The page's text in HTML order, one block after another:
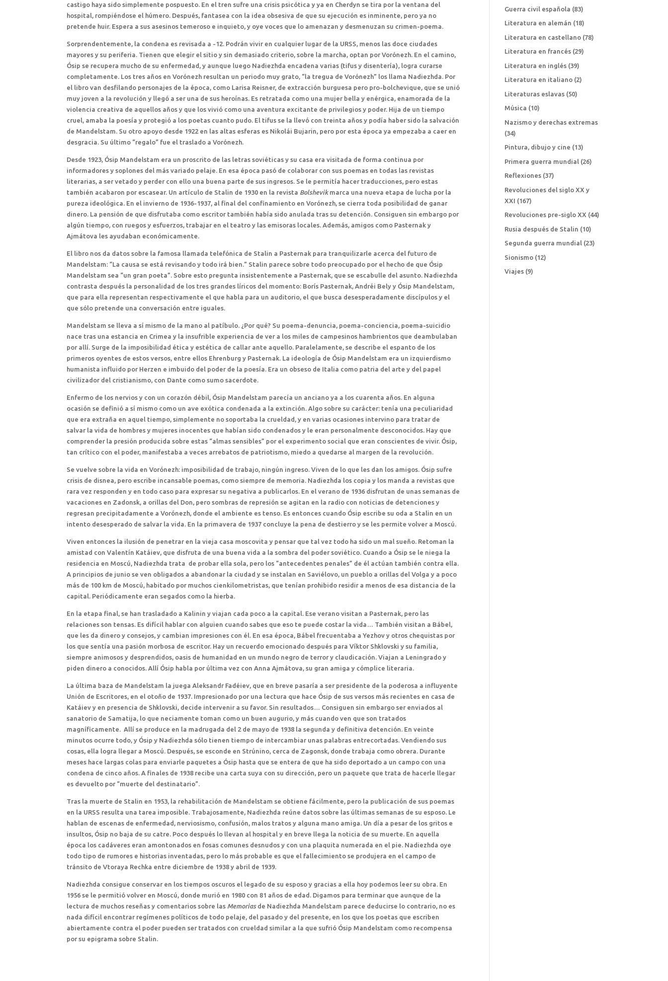
castigo haya sido simplemente pospuesto. En el tren sufre una crisis psicótica y ya en Cherdyn se tira por la ventana del
hospital, rompiéndose el húmero. Después, fantasea con la idea obsesiva de que su ejecución es inminente, pero ya no
pretende huir. Espera a sus asesinos temeroso e inquieto, y oye voces que lo amenazan y desmenuzan su crimen-poema.
Sorprendentemente, la condena es revisada a -12. Podrán vivir en cualquier lugar de la URSS, menos las doce ciudades
mayores y su periferia. Tienen que elegir el sitio y sin demasiado criterio, sobre la marcha, optan por Vorónezh. En el camino,
Ósip se recupera mucho de su enfermedad, y aunque luego Nadiezhda encadena varias (tifus y disentería), logra curarse
completamente. Los tres años en Vorónezh resultan un periodo muy grato, “la tregua de Vorónezh” los llama Nadiezhda. Por
el libro van desfilando personajes de la época, como Larisa Reisner, de extracción burguesa pero pro-bolchevique, que se unió
muy joven a la revolución y llegó a ser una de sus heroínas. Es retratada como una mujer bella y enérgica, enamorada de la
violencia creativa de aquellos años y que los vivió como una aventura excitante de privilegios y poder. Hija de un tiempo
cruel, amaba la poesía y protegió a los poetas cuanto pudo. El tifus se la llevó con treinta años y podía haber sido la salvación
de Mandelstam. Su otro apoyo desde 1922 en las altas esferas es Nikolái Bujarin, pero por esta época ya empezaba a caer en
desgracia. Su último “regalo” fue el traslado a Vorónezh.
Desde 1923, Ósip Mandelstam era un proscrito de las letras soviéticas y su casa era visitada de forma continua por
informadores y soplones del más variado pelaje. En esa época pasó de colaborar con sus poemas en todas las revistas
literarias, a ser vetado y perder con ello una buena parte de sus ingresos. Se le permitía hacer traducciones, pero estas
también acabaron por escasear. Un artículo de Stalin de 1930 en la revista Bolshevikmarca una nueva etapa de lucha por la
pureza ideológica. En el invierno de 1936-1937, al final del confinamiento en Vorónezh, se cierra toda posibilidad de ganar
dinero. La pensión de que disfrutaba como escritor también había sido anulada tras su detención. Consiguen sin embargo por
algún tiempo, con ruegos y esfuerzos, trabajar en el teatro y las emisoras locales. Además, amigos como Pasternak y
Ajmátova les ayudaban económicamente.
El libro nos da datos sobre la famosa llamada telefónica de Stalin a Pasternak para tranquilizarle acerca del futuro de
Mandelstam: “La causa se está revisando y todo irá bien.” Stalin parece sobre todo preocupado por el hecho de que Ósip
Mandelstam sea “un gran poeta”. Sobre esto pregunta insistentemente a Pasternak, que se escabulle del asunto. Nadiezhda
contrasta después la personalidad de los tres grandes líricos del momento: Borís Pasternak, Andréi Bely y Ósip Mandelstam,
que para ella representan respectivamente el que habla para un auditorio, el que busca desesperadamente discípulos y el
que sólo pretende una conversación entre iguales.
Mandelstam se lleva a sí mismo de la mano al patíbulo. ¿Por qué? Su poema-denuncia, poema-conciencia, poema-suicidio
nace tras una estancia en Crimea y la insufrible experiencia de ver a los miles de campesinos hambrientos que deambulaban
por allí. Surge de la imposibilidad ética y estética de callar ante aquello. Paralelamente, se describe el espanto de los
primeros oyentes de estos versos, entre ellos Ehrenburg y Pasternak. La ideología de Ósip Mandelstam era un izquierdismo
humanista influido por Herzen e imbuido del poder de la poesía. Era un obseso de Italia como patria del arte y del papel
civilizador del cristianismo, con Dante como sumo sacerdote.
Enfermo de los nervios y con un corazón débil, Ósip Mandelstam parecía un anciano ya a los cuarenta años. En alguna
ocasión se definió a sí mismo como un ave exótica condenada a la extinción. Algo sobre su carácter: tenía una peculiaridad
que era extraña en aquel tiempo, simplemente no soportaba la crueldad, y en varias ocasiones intervino para tratar de
salvar la vida de hombres y mujeres inocentes que habían sido condenados y le eran personalmente desconocidos. Hay que
comprender la presión producida sobre estas “almas sensibles” por el experimento social que eran conscientes de vivir. Ósip,
tan crítico con el poder, manifestaba a veces arrebatos de patriotismo, miedo a quedarse al margen de la revolución.
Se vuelve sobre la vida en Vorónezh: imposibilidad de trabajo, ningún ingreso. Viven de lo que les dan los amigos. Ósip sufre
crisis de disnea, pero escribe incansable poemas, como siempre de memoria. Nadiezhda los copia y los manda a revistas que
rara vez responden y en todo caso para expresar su negativa a publicarlos. En el verano de 1936 disfrutan de unas semanas de
vacaciones en Zadonsk, a orillas del Don, pero sombras de represión se agitan en la radio con noticias de detenciones y
regresan precipitadamente a Vorónezh, donde el ambiente es tenso. Es entonces cuando Ósip escribe su oda a Stalin en un
intento desesperado de salvar la vida. En la primavera de 1937 concluye la pena de destierro y se les permite volver a Moscú.
Viven entonces la ilusión de penetrar en la vieja casa moscovita y pensar que tal vez todo ha sido un mal sueño. Retoman la
amistad con Valentín Katáiev, que disfruta de una buena vida a la sombra del poder soviético. Cuando a Ósip se le niega la
residencia en Moscú, Nadiezhda trata de probar ella sola, pero los “antecedentes penales” de él actúan también contra ella.
A principios de junio se ven obligados a abandonar la ciudad y se instalan en Saviélovo, un pueblo a orillas del Volga y a poco
más de 100 km de Moscú, habitado por muchos cienkilometristas, que tenían prohibido residir a menos de esa distancia de la
capital. Periódicamente eran segados como la hierba.
En la etapa final, se han trasladado a Kalinin y viajan cada poco a la capital. Ese verano visitan a Pasternak, pero las
relaciones son tensas. Es difícil hablar con alguien cuando sabes que eso te puede costar la vida… También visitan a Bábel,
que les da dinero y consejos, y cambian impresiones con él. En esa época, Bábel frecuentaba a Yezhov y otros chequistas por
los que sentía una pasión morbosa de escritor. Hay un recuerdo emocionado después para Víktor Shklovski y su familia,
siempre animosos y desprendidos, oasis de humanidad en un mundo negro de terror y claudicación. Viajan a Leningrado y
piden dinero a conocidos. Allí Ósip habla por última vez con Anna Ajmátova, su gran amiga y cómplice literaria.
La última baza de Mandelstam la juega Aleksandr Fadéiev, que en breve pasaría a ser presidente de la poderosa a influyente
Unión de Escritores, en el otoño de 1937. Impresionado por una lectura que hace Ósip de sus versos más recientes en casa de
Katáiev y en presencia de Shklovski, decide intervenir a su favor. Sin resultados… Consiguen sin embargo ser enviados al
sanatorio de Samatija, lo que neciamente toman como un buen augurio, y más cuando ven que son tratados
magníficamente. Allí se produce en la madrugada del 2 de mayo de 1938 la segunda y definitiva detención. En veinte
minutos ocurre todo, y Ósip y Nadiezhda sólo tienen tiempo de intercambiar unas palabras entrecortadas. Vendiendo sus
cosas, ella logra llegar a Moscú. Después, se esconde en Strúnino, cerca de Zagonsk, donde trabaja como obrera. Durante
meses hace largas colas para enviarle paquetes a Ósip hasta que se entera de que ha sido deportado a un campo con una
condena de cinco años. A finales de 1938 recibe una carta suya con su dirección, pero un paquete que trata de hacerle llegar
es devuelto por “muerte del destinatario”.
Tras la muerte de Stalin en 1953, la rehabilitación de Mandelstam se obtiene fácilmente, pero la publicación de sus poemas
en la URSS resulta una tarea imposible. Trabajosamente, Nadiezhda reúne datos sobre las últimas semanas de su esposo. Le
hablan de escenas de enfermedad, nerviosismo, confusión, malos tratos y alguna mano amiga. Un día a pesar de los gritos e
insultos, Ósip no baja de su catre. Poco después lo llevan al hospital y en breve llega la noticia de su muerte. En aquella
época los cadáveres eran amontonados en fosas comunes desnudos y con una plaquita numerada en el pie. Nadiezhda oye
todo tipo de rumores e historias inventadas, pero lo más probable es que el fallecimiento se produjera en el campo de
tránsito de Vtoraya Rechka entre diciembre de 1938 y abril de 1939.
Nadiezhda consigue conservar en los tiempos oscuros el legado de su esposo y gracias a ella hoy podemos leer su obra. En
1956 se le permitió volver en Moscú, donde murió en 1980 con 81 años de edad. Digamos para terminar que aunque de la
lectura de muchos reseñas y comentarios sobre las Memoriasde Nadiezhda Mandelstam parece deducirse lo contrario, no es
nada difícil encontrar regímenes políticos de todo pelaje, del pasado y del presente, en los que los poetas que escriben
abiertamente contra el poder pueden ser tratados con crueldad similar a la que sufrió Ósip Mandelstam como recompensa
por su epigrama sobre Stalin.
Guerra civil española (83)
Literatura en alemán (18)
Literatura en castellano (78)
Literatura en francés (29)
Literatura en inglés (39)
Literatura en italiano (2)
Literaturas eslavas (50)
Música (10)
Nazismo y derechas extremas
(34)
Pintura, dibujo y cine (13)
Primera guerra mundial (26)
Reflexiones (37)
Revoluciones del siglo XX y
XXI (167)
Revoluciones pre-siglo XX (44)
Rusia después de Stalin (10)
Segunda guerra mundial (23)
Sionismo (12)
Viajes (9)